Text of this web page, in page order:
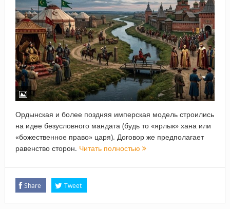
Ордынская и более поздняя имперская модель строились
на идее безусловного мандата (будь то «ярлык» хана или
«божественное право» царя). Договор же предполагает
равенство сторон. Читать полностью
Share Tweet